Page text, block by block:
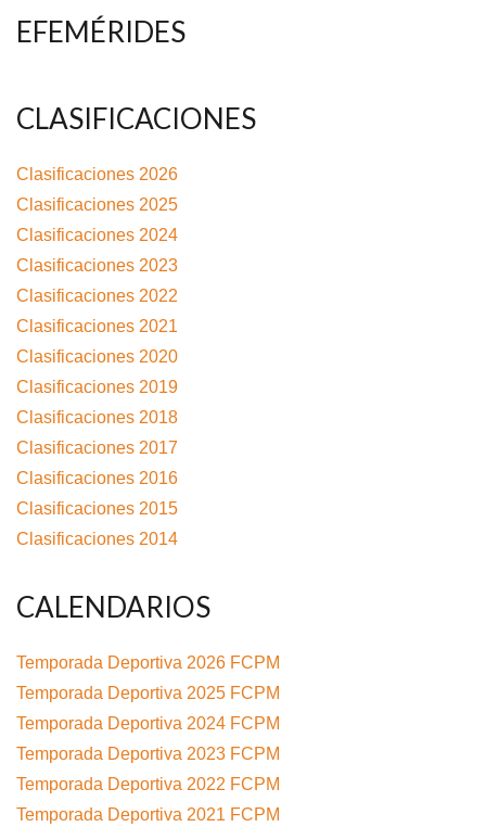
EFEMÉRIDES
CLASIFICACIONES
Clasificaciones 2026
Clasificaciones 2025
Clasificaciones 2024
Clasificaciones 2023
Clasificaciones 2022
Clasificaciones 2021
Clasificaciones 2020
Clasificaciones 2019
Clasificaciones 2018
Clasificaciones 2017
Clasificaciones 2016
Clasificaciones 2015
Clasificaciones 2014
CALENDARIOS
Temporada Deportiva 2026 FCPM
Temporada Deportiva 2025 FCPM
Temporada Deportiva 2024 FCPM
Temporada Deportiva 2023 FCPM
Temporada Deportiva 2022 FCPM
Temporada Deportiva 2021 FCPM